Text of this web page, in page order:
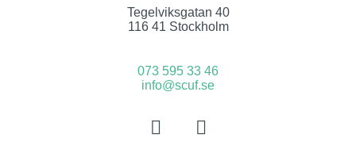
Tegelviksgatan 40
116 41 Stockholm
073 595 33 46
info@scuf.se